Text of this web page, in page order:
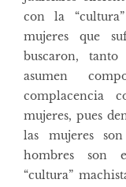
con la
mujeres que
buscaron,
asumen
complacencia
mujeres, pues
las mujeres
hombres son
“cultura”